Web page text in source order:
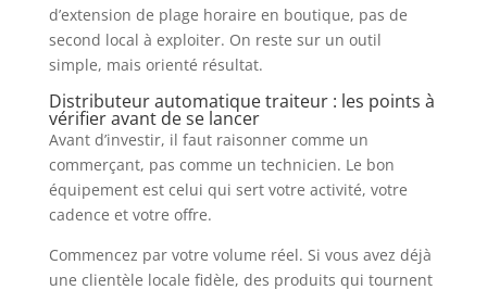
d’extension de plage horaire en boutique, pas de
second local à exploiter. On reste sur un outil
simple, mais orienté résultat.
Distributeur automatique traiteur : les points à
vérifier avant de se lancer
Avant d’investir, il faut raisonner comme un
commerçant, pas comme un technicien. Le bon
équipement est celui qui sert votre activité, votre
cadence et votre offre.
Commencez par votre volume réel. Si vous avez déjà
une clientèle locale fidèle, des produits qui tournent